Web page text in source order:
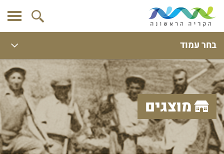
בחר עמוד
מוצגים